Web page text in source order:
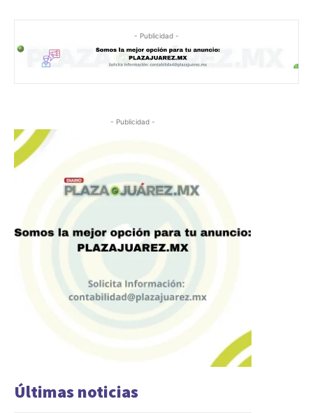
- Publicidad -
- Publicidad -
Últimas noticias